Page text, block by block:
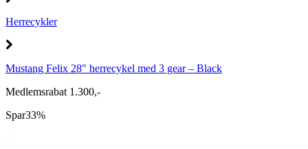
Herrecykler
Mustang Felix 28" herrecykel med 3 gear – Black
Medlemsrabat 1.300,-
Spar33%